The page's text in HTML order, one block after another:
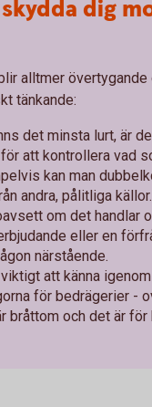
skydda dig
alltmer övertygande
tänkande:
det minsta lurt, är
att kontrollera vad
kan man
andra, pålitliga källor.
om det handlar
eller en
närstående.
att känna
för bedrägerier -
bråttom och det är